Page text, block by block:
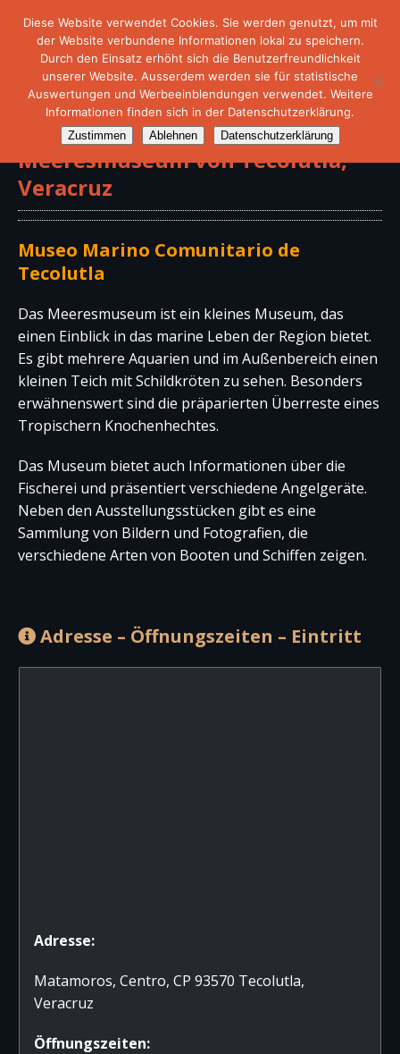
Meeresmuseum von Tecolutla,
Veracruz
Museo Marino Comunitario de
Tecolutla
Das Meeresmuseum ist ein kleines Museum, das
einen Einblick in das marine Leben der Region bietet.
Es gibt mehrere Aquarien und im Außenbereich einen
kleinen Teich mit Schildkröten zu sehen. Besonders
erwähnenswert sind die präparierten Überreste eines
Tropischern Knochenhechtes.
Das Museum bietet auch Informationen über die
Fischerei und präsentiert verschiedene Angelgeräte.
Neben den Ausstellungsstücken gibt es eine
Sammlung von Bildern und Fotografien, die
verschiedene Arten von Booten und Schiffen zeigen.
Adresse – Öffnungszeiten – Eintritt
Adresse:
Matamoros, Centro, CP 93570 Tecolutla,
Veracruz
Öffnungszeiten:
Diese Website verwendet Cookies. Sie werden genutzt, um mit
der Website verbundene Informationen lokal zu speichern.
Durch den Einsatz erhöht sich die Benutzerfreundlichkeit
unserer Website. Ausserdem werden sie für statistische
Auswertungen und Werbeeinblendungen verwendet. Weitere
Informationen finden sich in der Datenschutzerklärung.
Zustimmen Ablehnen Datenschutzerklärung